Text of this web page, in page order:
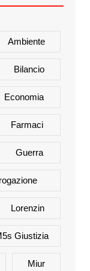
Ambiente
Bilancio
Economia
Farmaci
Guerra
Lorenzin
Giustizia
Miur